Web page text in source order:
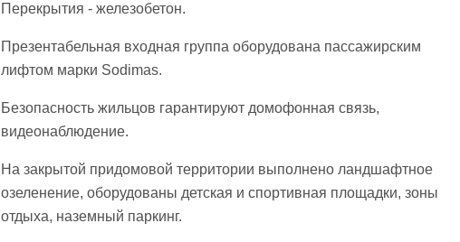
Перекрытия - железобетон.
Презентабельная входная группа оборудована пассажирским
лифтом марки Sodimas.
Безопасность жильцов гарантируют домофонная связь,
видеонаблюдение.
На закрытой придомовой территории выполнено ландшафтное
озеленение, оборудованы детская и спортивная площадки, зоны
отдыха, наземный паркинг.